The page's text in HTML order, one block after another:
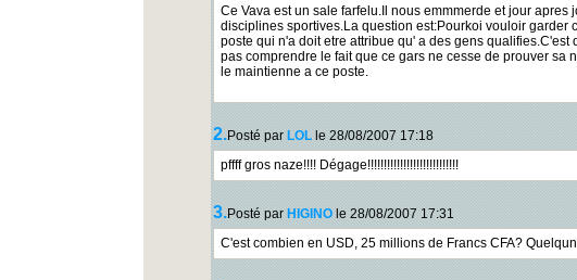
Ce Vava est un sale farfelu.Il nous emmmerde et jour apres
disciplines sportives.La question est:Pourkoi vouloir garder
poste qui n'a doit etre attribue qu' a des gens qualifies.C'est
pas comprendre le fait que ce gars ne cesse de prouver sa
le maintienne a ce poste.
2.Posté par LOL le 28/08/2007 17:18
pffff gros naze!!!! Dégage!!!!!!!!!!!!!!!!!!!!!!!!!!!!
3.Posté par HIGINO le 28/08/2007 17:31
C'est combien en USD, 25 millions de Francs CFA?